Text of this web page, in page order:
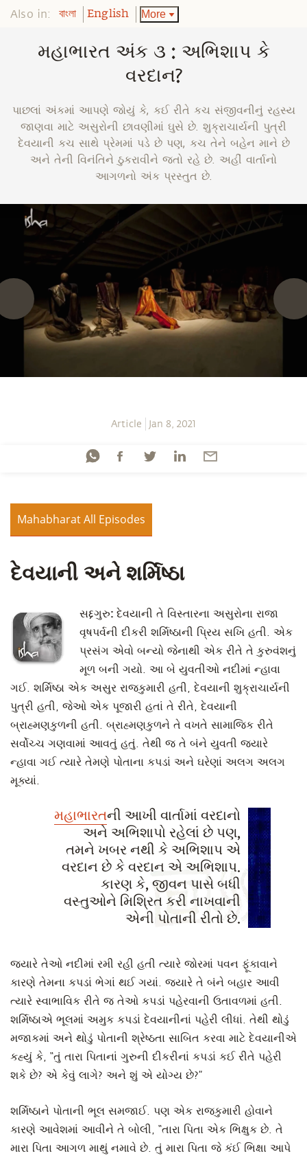
Also in: বাংলা English More
મહાભારત અંક ૩ : અભિશાપ કે
વરદાન?
પાછલાં અંકમાં આપણે જોયું કે, કઈ રીતે કચ સંજીવનીનું રહસ્ય
જાણવા માટે અસુરોની છાવણીમાં ઘુસે છે. શુક્રાચાર્યની પુત્રી
દેવયાની કચ સાથે પ્રેમમાં પડે છે પણ, કચ તેને બહેન માને છે
અને તેની વિનંતિને ઠુકરાવીને જતો રહે છે. અહીં વાર્તાનો
આગળનો અંક પ્રસ્તુત છે.
Article Jan 8, 2021
Mahabharat All Episodes
દેવયાની અને શર્મિષ્ઠા
સદ્દગુરુ: દેવયાની તે વિસ્તારના અસુરોના રાજા
વૃષપર્વની દીકરી શર્મિષ્ઠાની પ્રિય સખિ હતી. એક
પ્રસંગ એવો બન્યો જેનાથી એક રીતે તે કુરુવંશનું
મૂળ બની ગયો. આ બે યુવતીઓ નદીમાં ન્હાવા
ગઈ. શર્મિષ્ઠા એક અસુર રાજકુમારી હતી, દેવયાની શુક્રાચાર્યની
પુત્રી હતી, જેઓ એક પૂજારી હતાં તે રીતે, દેવયાની
બ્રાહ્મણકુળની હતી. બ્રાહ્મણકુળને તે વખતે સામાજિક રીતે
સર્વોચ્ચ ગણવામાં આવતું હતું. તેથી જ તે બંને યુવતી જ્યારે
ન્હાવા ગઈ ત્યારે તેમણે પોતાના કપડાં અને ઘરેણાં અલગ અલગ
મૂક્યાં.
મહાભારતની આખી વાર્તામાં વરદાનો
અને અભિશાપો રહેલાં છે પણ,
તમને ખબર નથી કે અભિશાપ એ
વરદાન છે કે વરદાન એ અભિશાપ.
કારણ કે, જીવન પાસે બધી
વસ્તુઓને મિશ્રિત કરી નાખવાની
એની પોતાની રીતો છે.
જ્યારે તેઓ નદીમાં રમી રહી હતી ત્યારે જોરમાં પવન ફૂંકાવાને
કારણે તેમના કપડાં ભેગાં થઈ ગયાં. જ્યારે તે બંને બહાર આવી
ત્યારે સ્વાભાવિક રીતે જ તેઓ કપડાં પહેરવાની ઉતાવળમાં હતી.
શર્મિષ્ઠાએ ભૂલમાં અમુક કપડાં દેવયાનીનાં પહેરી લીધાં. તેથી થોડું
મજાકમાં અને થોડું પોતાની શ્રેષ્ઠતા સાબિત કરવા માટે દેવયાનીએ
કહ્યું કે, “તું તારા પિતાનાં ગુરુની દીકરીનાં કપડાં કઈ રીતે પહેરી
શકે છે? એ કેવું લાગે? અને શું એ યોગ્ય છે?”
શર્મિષ્ઠાને પોતાની ભૂલ સમજાઈ. પણ એક રાજકુમારી હોવાને
કારણે આવેશમાં આવીને તે બોલી, “તારા પિતા એક ભિક્ષુક છે. તે
મારા પિતા આગળ માથું નમાવે છે. તું મારા પિતા જે કંઈ ભિક્ષા આપે